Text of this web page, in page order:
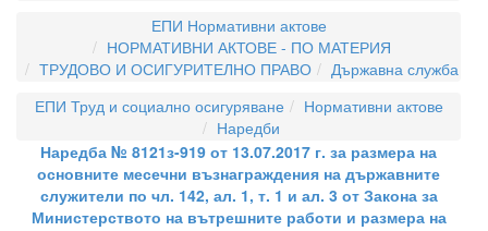
ЕПИ Нормативни актове
НОРМАТИВНИ АКТОВЕ - ПО МАТЕРИЯ
ТРУДОВО И ОСИГУРИТЕЛНО ПРАВО
Държавна служба
ЕПИ Труд и социално осигуряване
Нормативни актове
Наредби
Наредба № 8121з-919 от 13.07.2017 г. за размера на
основните месечни възнаграждения на държавните
служители по чл. 142, ал. 1, т. 1 и ал. 3 от Закона за
Министерството на вътрешните работи и размера на